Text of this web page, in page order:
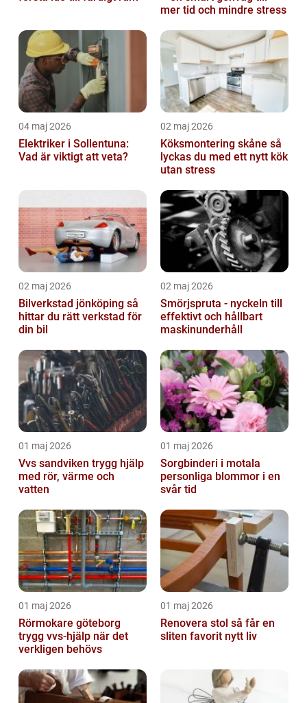
mer tid och mindre stress
04 maj 2026
Elektriker i Sollentuna:
Vad är viktigt att veta?
02 maj 2026
Köksmontering skåne så
lyckas du med ett nytt kök
utan stress
02 maj 2026
Bilverkstad jönköping så
hittar du rätt verkstad för
din bil
02 maj 2026
Smörjspruta - nyckeln till
effektivt och hållbart
maskinunderhåll
01 maj 2026
Vvs sandviken trygg hjälp
med rör, värme och
vatten
01 maj 2026
Sorgbinderi i motala
personliga blommor i en
svår tid
01 maj 2026
Rörmokare göteborg
trygg vvs-hjälp när det
verkligen behövs
01 maj 2026
Renovera stol så får en
sliten favorit nytt liv